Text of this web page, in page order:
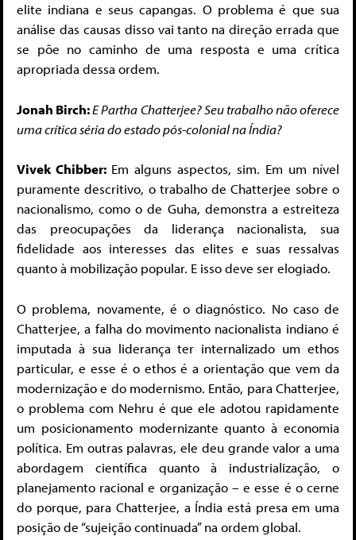
elite indiana e seus capangas. O problema é que sua
análise das causas disso vai tanto na direção errada que
se põe no caminho de uma resposta e uma crítica
apropriada dessa ordem.
Jonah Birch:E Partha Chatterjee? Seu trabalho não oferece
uma crítica séria do estado pós-colonial na Índia?
Vivek Chibber: Em alguns aspectos, sim. Em um nível
puramente descritivo, o trabalho de Chatterjee sobre o
nacionalismo, como o de Guha, demonstra a estreiteza
das preocupações da liderança nacionalista, sua
fidelidade aos interesses das elites e suas ressalvas
quanto à mobilização popular. E isso deve ser elogiado.
O problema, novamente, é o diagnóstico. No caso de
Chatterjee, a falha do movimento nacionalista indiano é
imputada à sua liderança ter internalizado um ethos
particular, e esse é o ethos é a orientação que vem da
modernização e do modernismo. Então, para Chatterjee,
o problema com Nehru é que ele adotou rapidamente
um posicionamento modernizante quanto à economia
política. Em outras palavras, ele deu grande valor a uma
abordagem científica quanto à industrialização, o
planejamento racional e organização – e esse é o cerne
do porque, para Chatterjee, a Índia está presa em uma
posição de “sujeição continuada” na ordem global.